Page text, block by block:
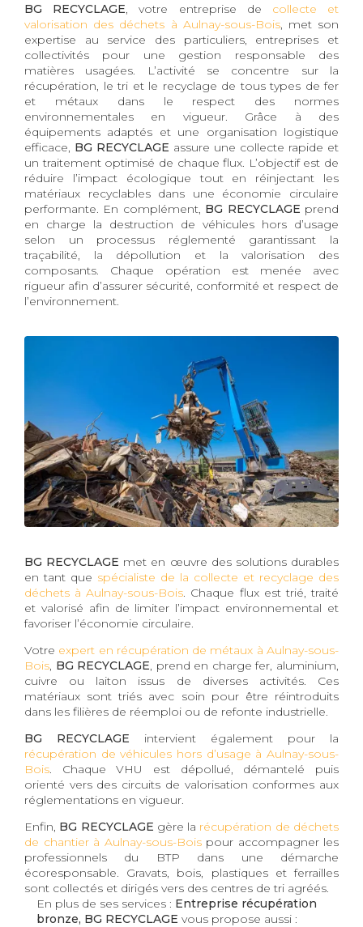
BG RECYCLAGE, votre entreprise de collecte et
valorisation des déchets à Aulnay-sous-Bois, met son
expertise au service des particuliers, entreprises et
collectivités pour une gestion responsable des
matières usagées. L’activité se concentre sur la
récupération, le tri et le recyclage de tous types de fer
et métaux dans le respect des normes
environnementales en vigueur. Grâce à des
équipements adaptés et une organisation logistique
efficace, BG RECYCLAGE assure une collecte rapide et
un traitement optimisé de chaque flux. L’objectif est de
réduire l’impact écologique tout en réinjectant les
matériaux recyclables dans une économie circulaire
performante. En complément, BG RECYCLAGE prend
en charge la destruction de véhicules hors d’usage
selon un processus réglementé garantissant la
traçabilité, la dépollution et la valorisation des
composants. Chaque opération est menée avec
rigueur afin d’assurer sécurité, conformité et respect de
l’environnement.
BG RECYCLAGE met en œuvre des solutions durables
en tant que spécialiste de la collecte et recyclage des
déchets à Aulnay-sous-Bois. Chaque flux est trié, traité
et valorisé afin de limiter l’impact environnemental et
favoriser l’économie circulaire.
Votre expert en récupération de métaux à Aulnay-sous-
Bois, BG RECYCLAGE, prend en charge fer, aluminium,
cuivre ou laiton issus de diverses activités. Ces
matériaux sont triés avec soin pour être réintroduits
dans les filières de réemploi ou de refonte industrielle.
BG RECYCLAGE intervient également pour la
récupération de véhicules hors d’usage à Aulnay-sous-
Bois. Chaque VHU est dépollué, démantelé puis
orienté vers des circuits de valorisation conformes aux
réglementations en vigueur.
Enfin, BG RECYCLAGE gère la récupération de déchets
de chantier à Aulnay-sous-Boispour accompagner les
professionnels du BTP dans une démarche
écoresponsable. Gravats, bois, plastiques et ferrailles
sont collectés et dirigés vers des centres de tri agréés.
En plus de ses services : Entreprise récupération
bronze, BG RECYCLAGE vous propose aussi :